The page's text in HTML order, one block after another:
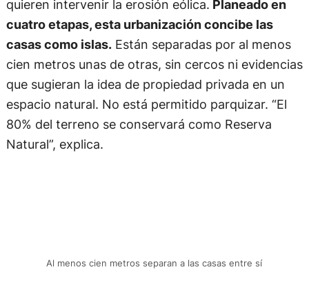
quieren intervenir la erosión eólica. Planeado en
cuatro etapas, esta urbanización concibe las
casas como islas.Están separadas por al menos
cien metros unas de otras, sin cercos ni evidencias
que sugieran la idea de propiedad privada en un
espacio natural. No está permitido parquizar. “El
80% del terreno se conservará como Reserva
Natural”, explica.
Al menos cien metros separan a las casas entre sí